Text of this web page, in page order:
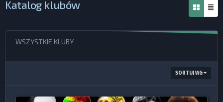
Katalog klubów
WSZYSTKIE KLUBY
SORTUJ WG